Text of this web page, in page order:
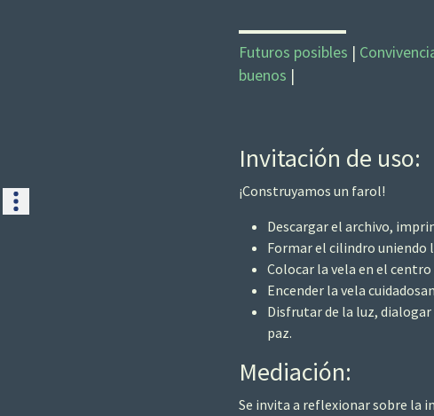
Futuros posibles |
buenos |
Invitación de uso:
¡Construyamos un farol!
Descargar el archivo,
Formar el cilindro uniendo
Colocar la vela en el
Encender la vela
Disfrutar de la luz,
paz.
Mediación:
Se invita a reflexionar sobre la